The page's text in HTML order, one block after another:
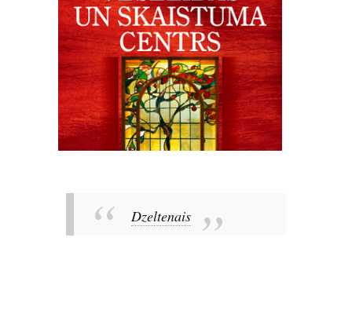
Dzeltenais